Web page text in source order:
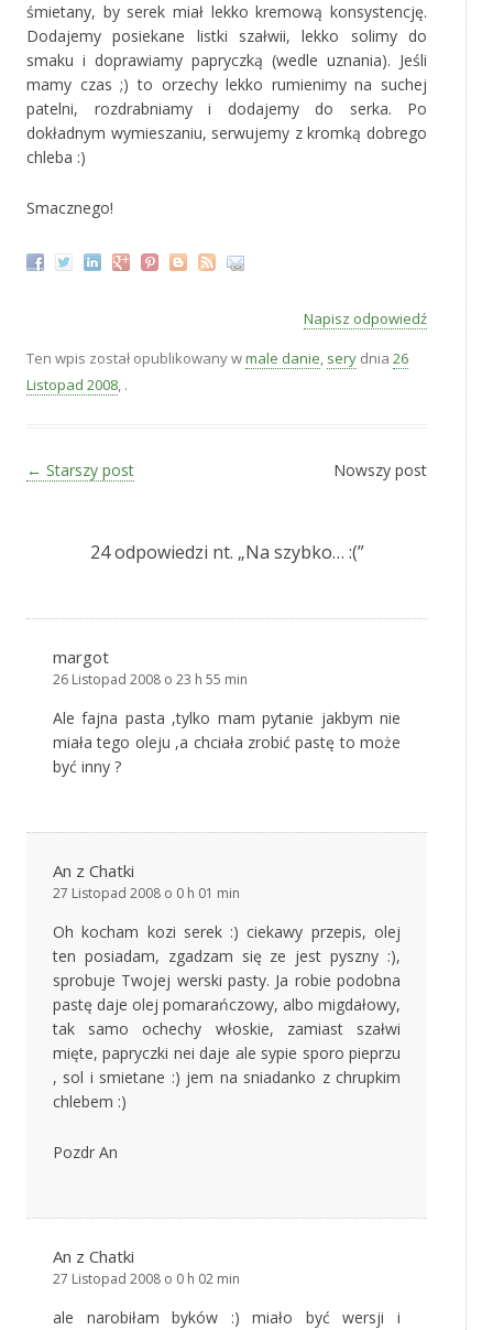
śmietany, by serek miał lekko kremową konsystencję.
Dodajemy posiekane listki szałwii, lekko solimy do
smaku i doprawiamy papryczką (wedle uznania). Jeśli
mamy czas ;) to orzechy lekko rumienimy na suchej
patelni, rozdrabniamy i dodajemy do serka. Po
dokładnym wymieszaniu, serwujemy z kromką dobrego
chleba :)
Smacznego!
Napisz odpowiedź
Ten wpis został opublikowany wmale danie, sery dnia 26
Listopad 2008, .
Zobacz wpisy
← Starszy post Nowszy post
24 odpowiedzi nt. „Na szybko… :(”
margot
26 Listopad 2008 o 23 h 55 min
Ale fajna pasta ,tylko mam pytanie jakbym nie
miała tego oleju ,a chciała zrobić pastę to może
być inny ?
An z Chatki
27 Listopad 2008 o 0 h 01 min
Oh kocham kozi serek :) ciekawy przepis, olej
ten posiadam, zgadzam się ze jest pyszny :),
sprobuje Twojej werski pasty. Ja robie podobna
pastę daje olej pomarańczowy, albo migdałowy,
tak samo ochechy włoskie, zamiast szałwi
mięte, papryczki nei daje ale sypie sporo pieprzu
, sol i smietane :) jem na sniadanko z chrupkim
chlebem :)
Pozdr An
An z Chatki
27 Listopad 2008 o 0 h 02 min
ale narobiłam byków :) miało być wersji i